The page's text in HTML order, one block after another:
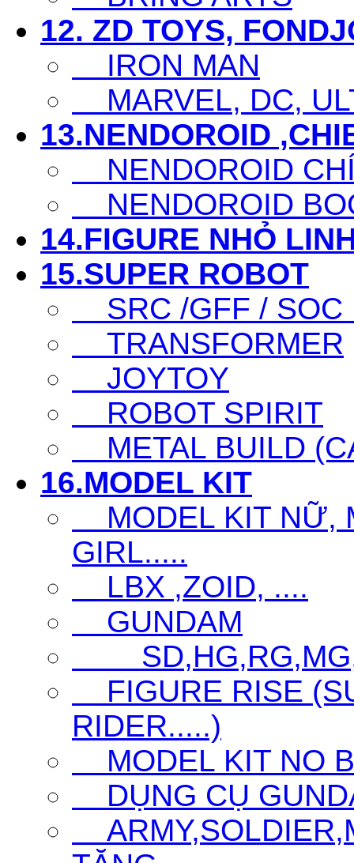
12. ZD TOYS,
IRON MAN
MARVEL, DC,
13.NENDOROID
NENDOROID
NENDOROID
14.FIGURE NHỎ
15.SUPER ROBOT
SRC /GFF / SOC
TRANSFORMER
JOYTOY
ROBOT SPIRIT
METAL BUILD
16.MODEL KIT
MODEL KIT NỮ,
GIRL.....
LBX ,ZOID, ....
GUNDAM
FIGURE RISE
RIDER.....)
MODEL KIT NO
DỤNG CỤ